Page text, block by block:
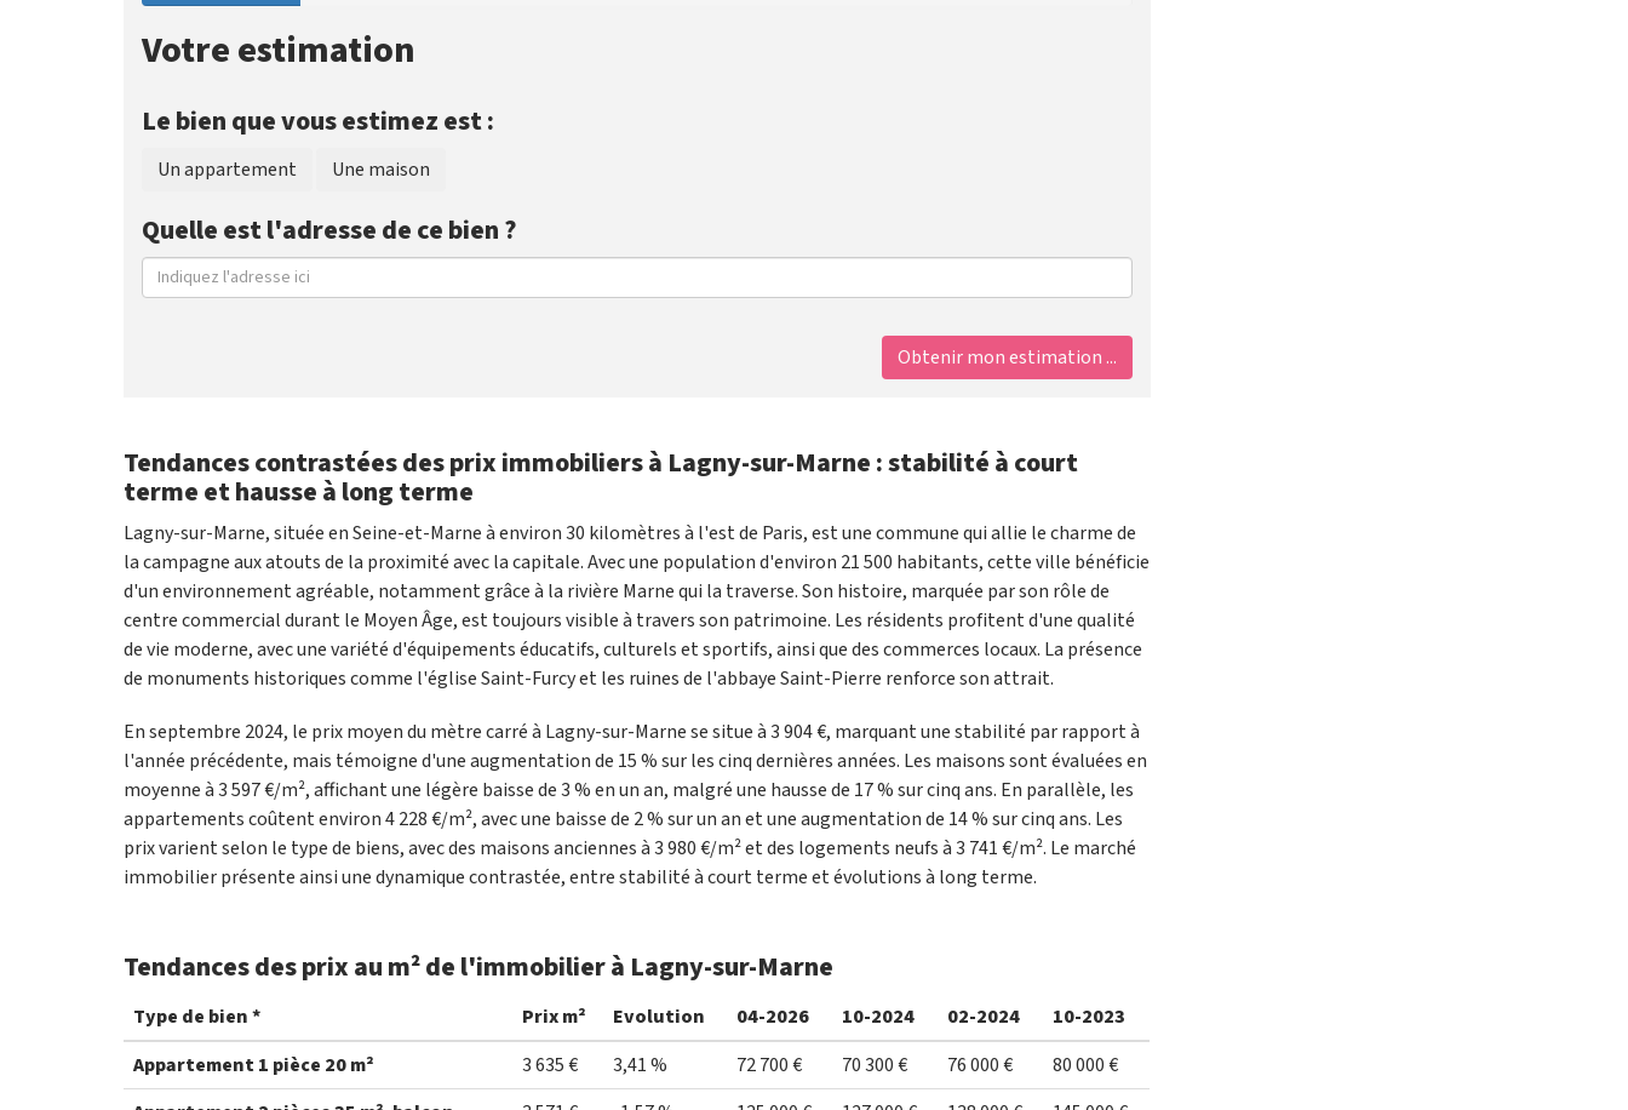
Votre estimation
Le bien que vous estimez est :
Un appartement Une maison
Quelle est l'adresse de ce bien ?
Obtenir mon estimation ...
Tendances contrastées des prix immobiliers à Lagny-sur-Marne : stabilité à court
terme et hausse à long terme
Lagny-sur-Marne, située en Seine-et-Marne à environ 30 kilomètres à l'est de Paris, est une commune qui allie le charme de
la campagne aux atouts de la proximité avec la capitale. Avec une population d'environ 21 500 habitants, cette ville bénéficie
d'un environnement agréable, notamment grâce à la rivière Marne qui la traverse. Son histoire, marquée par son rôle de
centre commercial durant le Moyen Âge, est toujours visible à travers son patrimoine. Les résidents profitent d'une qualité
de vie moderne, avec une variété d'équipements éducatifs, culturels et sportifs, ainsi que des commerces locaux. La présence
de monuments historiques comme l'église Saint-Furcy et les ruines de l'abbaye Saint-Pierre renforce son attrait.
En septembre 2024, le prix moyen du mètre carré à Lagny-sur-Marne se situe à 3 904 €, marquant une stabilité par rapport à
l'année précédente, mais témoigne d'une augmentation de 15 % sur les cinq dernières années. Les maisons sont évaluées en
moyenne à 3 597 €/m², affichant une légère baisse de 3 % en un an, malgré une hausse de 17 % sur cinq ans. En parallèle, les
appartements coûtent environ 4 228 €/m², avec une baisse de 2 % sur un an et une augmentation de 14 % sur cinq ans. Les
prix varient selon le type de biens, avec des maisons anciennes à 3 980 €/m² et des logements neufs à 3 741 €/m². Le marché
immobilier présente ainsi une dynamique contrastée, entre stabilité à court terme et évolutions à long terme.
Tendances des prix au m² de l'immobilier à Lagny-sur-Marne
Type de bien * Prix m² Evolution 04-2026 10-2024 02-2024
10-2023
Appartement 1 pièce 20 m²
3 635 € 3,41 % 72 700 € 70 300 € 76 000 €
80 000 €